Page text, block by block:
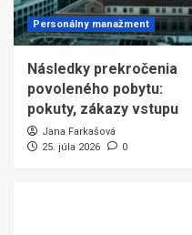
Personálny manažment
Následky prekročenia
povoleného pobytu:
pokuty, zákazy vstupu
Jana Farkašová
25. júla 2026
0